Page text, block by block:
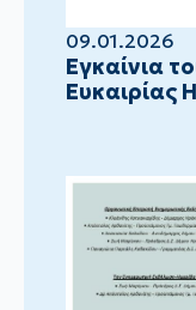
09.01.2026
Eγκαίνια
Ευκαιρίας